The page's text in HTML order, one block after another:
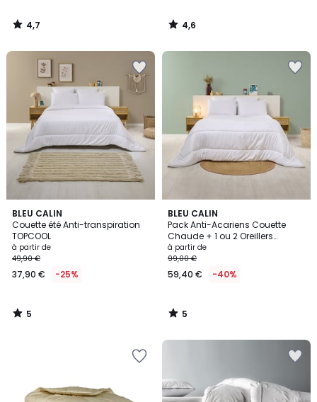
4,7
/
4,6
/
BLEU CALIN
Couette été Anti-transpiration
TOPCOOL
à partir de
49,90 €
37,90 € -25%
5
/
5
5
/
BLEU CALIN
Pack Anti-Acariens Couette
Chaude + 1 ou 2 Oreillers
60x60cm
à partir de
99,00 €
59,40 € -40%
5
/
5
5
/